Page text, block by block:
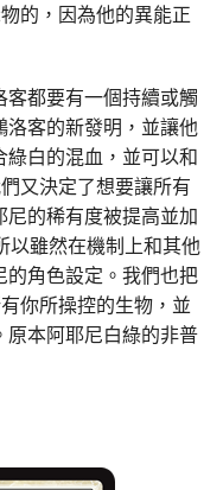
的，因為他的異能正
都要有一個持續或觸
洛客的新發明，並讓他
白的混血，並可以和
又決定了想要讓所有
的稀有度被提高並加
以雖然在機制上和其他
角色設定。我們也把
你所操控的生物，並
本阿耶尼白綠的非普